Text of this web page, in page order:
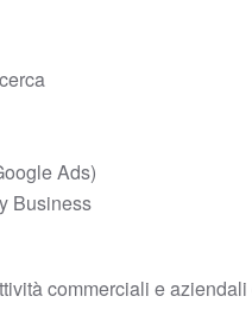
Ads)
Business
commerciali e